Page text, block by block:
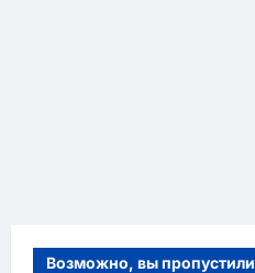
Возможно, вы пропустили